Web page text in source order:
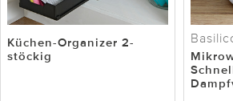
Küchen-Organizer 2-
stöckig